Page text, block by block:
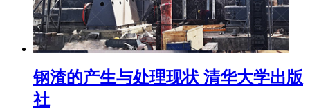
钢渣的产生与处理现状 清华大学出版
社